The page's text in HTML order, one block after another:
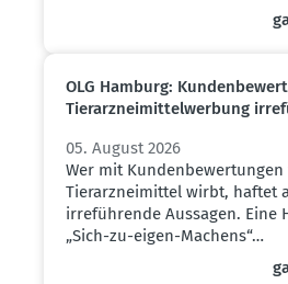
OLG Hamburg:
Tierarz­nei­mit­tel­werbung
05. August 2026
Wer mit
Tierarzneimittel wirbt, haftet
irreführende Aussagen. Eine
„Sich-zu-eigen-Machens“…